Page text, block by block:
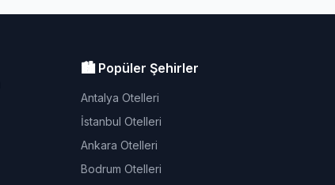
🏙️ Popüler Şehirler
Antalya Otelleri
İstanbul Otelleri
Ankara Otelleri
Bodrum Otelleri